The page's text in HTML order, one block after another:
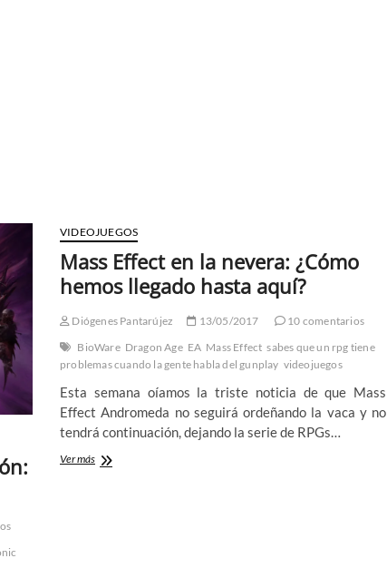
VIDEOJUEGOS
Mass Effect en la nevera: ¿Cómo
hemos llegado hasta aquí?
Diógenes Pantarújez 13/05/2017
10 comentarios
BioWare Dragon Age EA Mass Effect sabes que un rpg tiene
problemas cuando la gente habla del gunplay videojuegos
Esta semana oíamos la triste noticia de que Mass
Effect Andromeda no seguirá ordeñando la vaca y no
tendrá continuación, dejando la serie de RPGs…
Ver másMass